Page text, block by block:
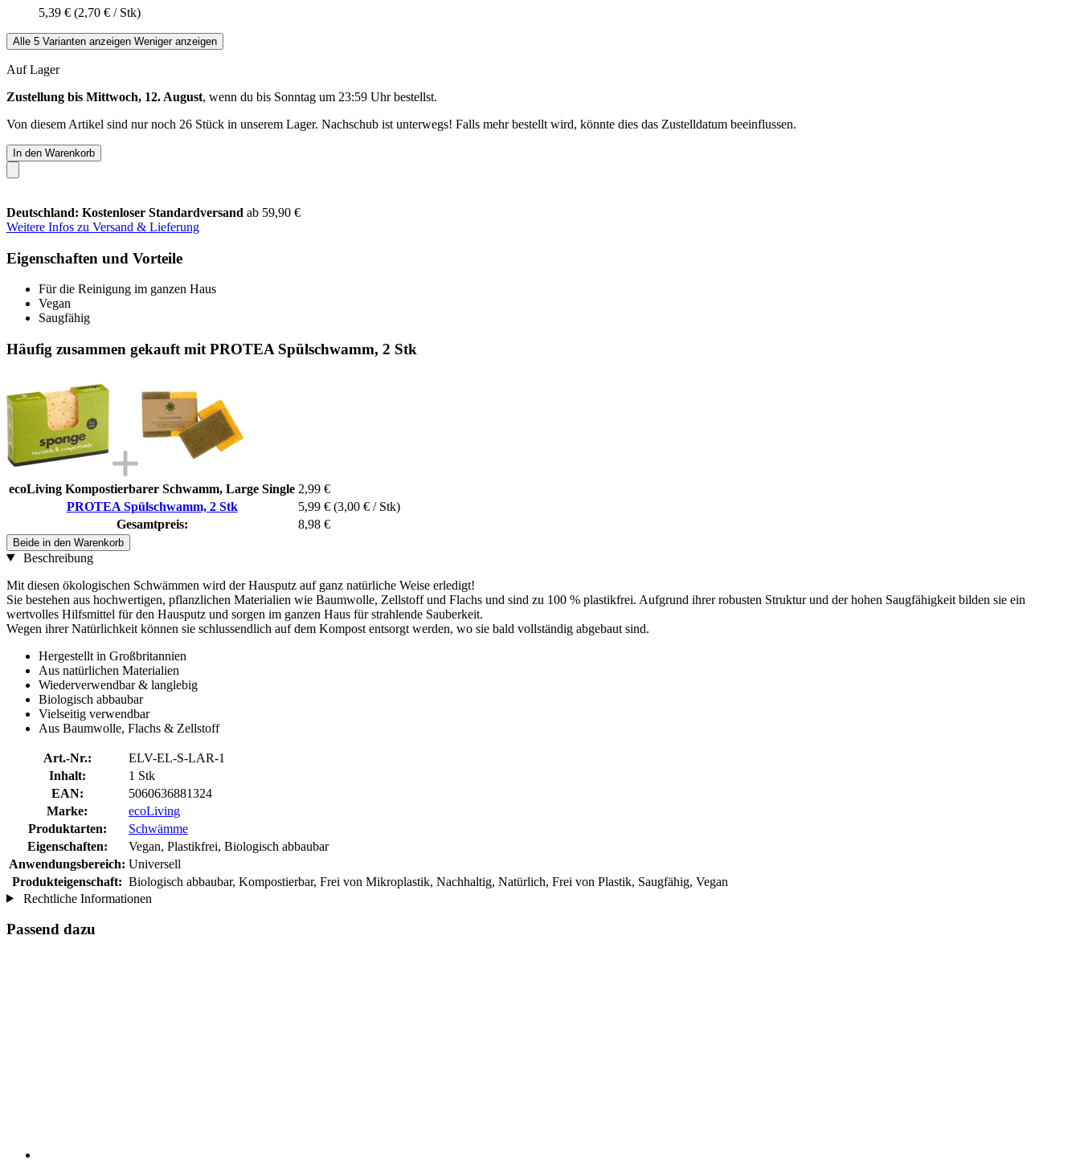
5,39 € (2,70 € / Stk)
Alle 5 Varianten anzeigen Weniger anzeigen
Auf Lager
Zustellung bis Mittwoch, 12. August, wenn du bis Sonntag um 23:59 Uhrbestellst.
Von diesem Artikel sind nur noch 26 Stück in unserem Lager. Nachschub ist unterwegs! Falls mehr bestellt wird, könnte dies das Zustelldatum beeinflussen.
In den Warenkorb
Deutschland: Kostenloser Standardversand ab 59,90 €
Weitere Infos zu Versand & Lieferung
Eigenschaften und Vorteile
Für die Reinigung im ganzen Haus
Vegan
Saugfähig
Häufig zusammen gekauft mit PROTEA Spülschwamm, 2 Stk
ecoLiving Kompostierbarer Schwamm, Large Single 2,99 €
PROTEA Spülschwamm, 2 Stk
5,99 € (3,00 € / Stk)
Gesamtpreis:
8,98 €
Beide in den Warenkorb
Beschreibung
Mit diesen ökologischen Schwämmen wird der Hausputz auf ganz natürliche Weise erledigt!
Sie bestehen aus hochwertigen, pflanzlichen Materialien wie Baumwolle, Zellstoff und Flachs und sind zu 100 % plastikfrei. Aufgrund ihrer robusten Struktur und der hohen Saugfähigkeit bilden sie ein
wertvolles Hilfsmittel für den Hausputz und sorgen im ganzen Haus für strahlende Sauberkeit.
Wegen ihrer Natürlichkeit können sie schlussendlich auf dem Kompost entsorgt werden, wo sie bald vollständig abgebaut sind.
Hergestellt in Großbritannien
Aus natürlichen Materialien
Wiederverwendbar & langlebig
Biologisch abbaubar
Vielseitig verwendbar
Aus Baumwolle, Flachs & Zellstoff
Art.-Nr.:
ELV-EL-S-LAR-1
Inhalt:
1 Stk
EAN:
5060636881324
Marke:
ecoLiving
Produktarten:
Schwämme
Eigenschaften:
Vegan, Plastikfrei, Biologisch abbaubar
Anwendungsbereich: Universell
Produkteigenschaft: Biologisch abbaubar, Kompostierbar, Frei von Mikroplastik, Nachhaltig, Natürlich, Frei von Plastik, Saugfähig, Vegan
Rechtliche Informationen
Passend dazu